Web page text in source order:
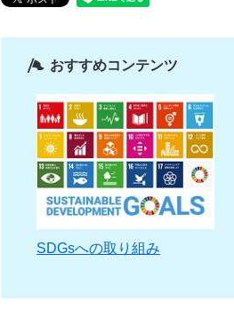
おすすめコンテンツ
SDGsへの取り組み